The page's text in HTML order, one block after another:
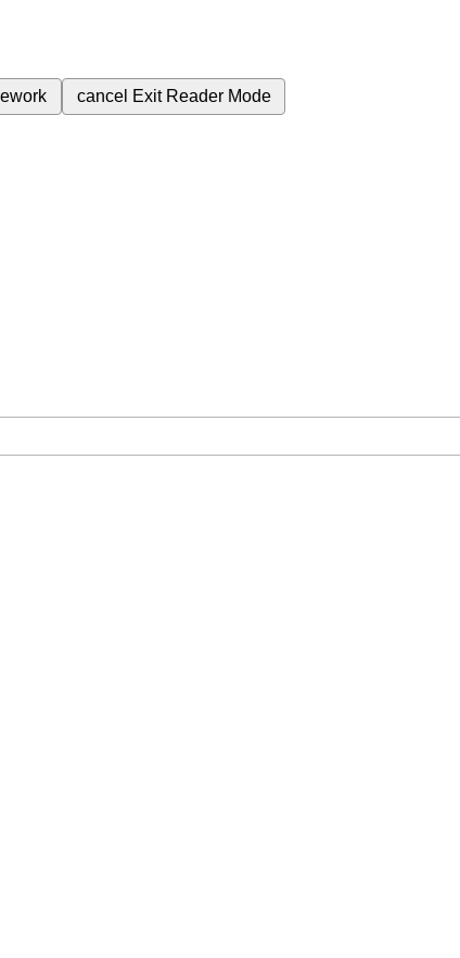
cancel Exit Reader Mode